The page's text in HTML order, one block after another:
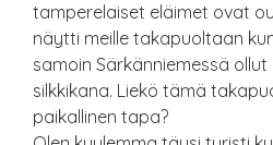
tamperelaiset eläimet ovat
näytti meille takapuoltaan
samoin Särkänniemessä
silkkikana. Liekö tämä
paikallinen tapa?